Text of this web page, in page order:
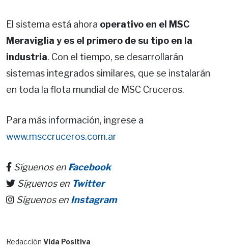
El sistema está ahora operativo en el MSC
Meraviglia y es el primero de su tipo en la
industria. Con el tiempo, se desarrollarán
sistemas integrados similares, que se instalarán
en toda la flota mundial de MSC Cruceros.
Para más información, ingrese a
www.msccruceros.com.ar
Síguenos en Facebook
Síguenos en Twitter
Síguenos en Instagram
Redacción Vida Positiva